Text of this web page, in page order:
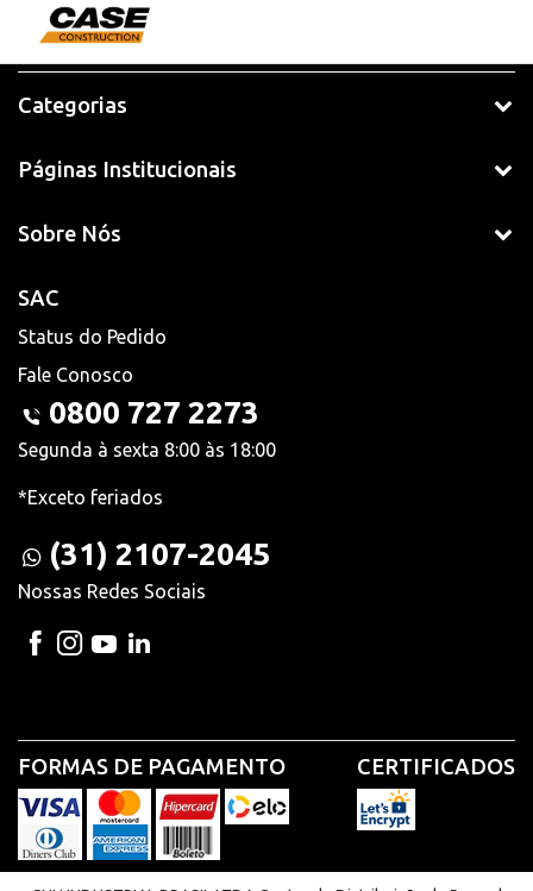
Categorias
Páginas Institucionais
Sobre Nós
SAC
Status do Pedido
Fale Conosco
0800 727 2273
Segunda à sexta 8:00 às 18:00
*Exceto feriados
(31) 2107-2045
Nossas Redes Sociais
FORMAS DE PAGAMENTO CERTIFICADOS